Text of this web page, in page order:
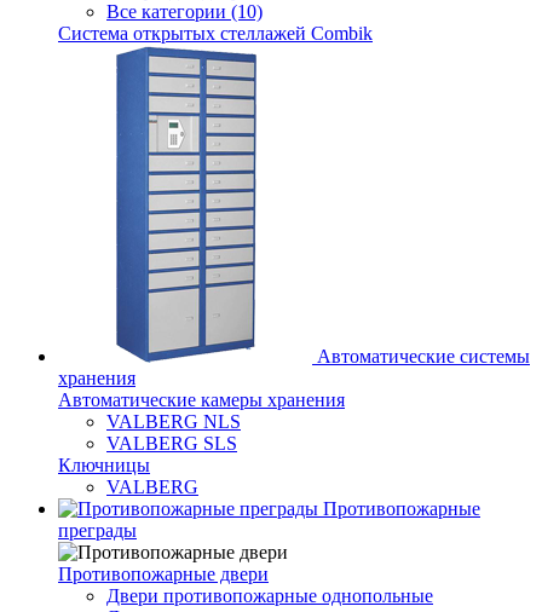
Все категории (10)
Система открытых стеллажей Combik
Автоматические системы
хранения
Автоматические камеры хранения
VALBERG NLS
VALBERG SLS
Ключницы
VALBERG
Противопожарные
преграды
Противопожарные двери
Двери противопожарные однопольные